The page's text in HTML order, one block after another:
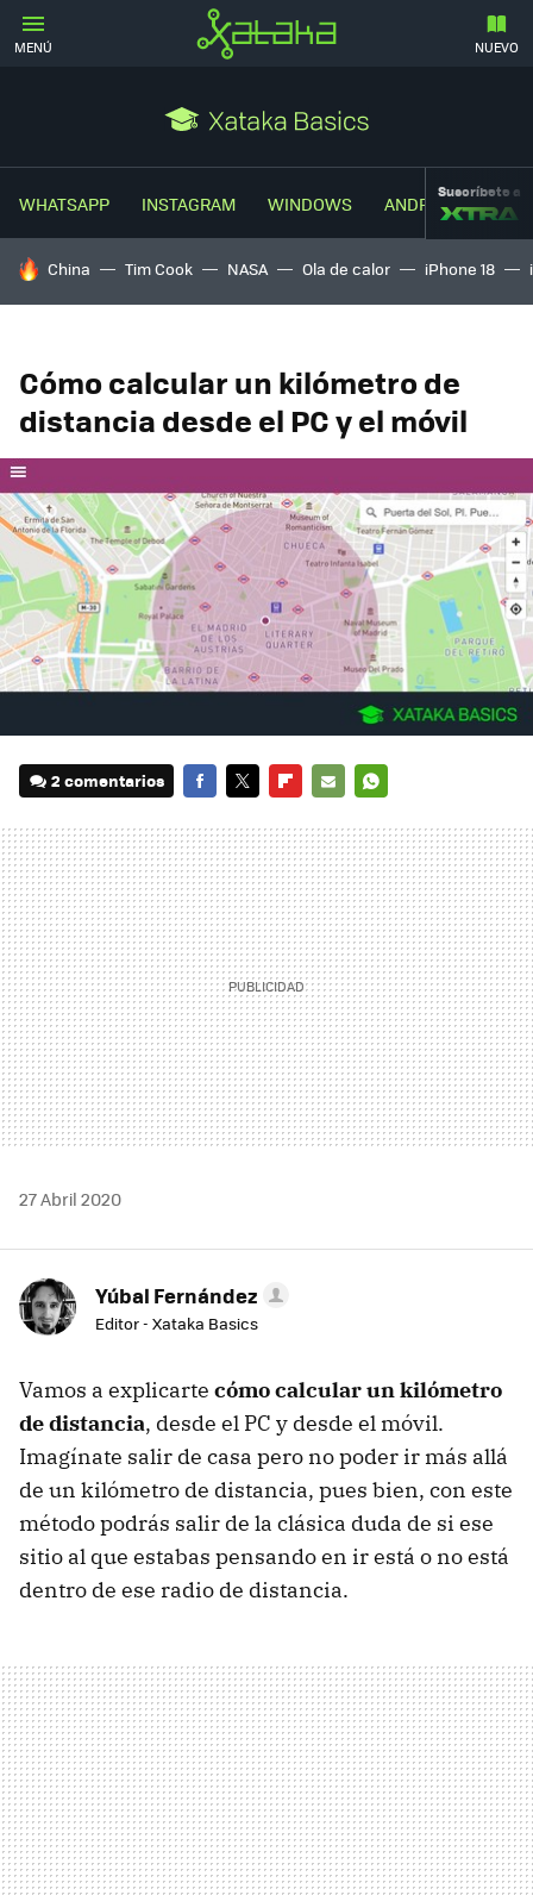
MENÚ NUEVO
WHATSAPP INSTAGRAM WINDOWS ANDROIDSuscríbete a
HOY SE HABLA DE
China Tim Cook NASA Ola de calor iPhone 18
Cómo calcular un kilómetro de
distancia desde el PC y el móvil
2 comentarios
MAIL
27 Abril 2020
Yúbal Fernández
Editor - Xataka Basics
Vamos a explicarte cómo calcular un kilómetro
de distancia, desde el PC y desde el móvil.
Imagínate salir de casa pero no poder ir más allá
de un kilómetro de distancia, pues bien, con este
método podrás salir de la clásica duda de si ese
sitio al que estabas pensando en ir está o no está
dentro de ese radio de distancia.